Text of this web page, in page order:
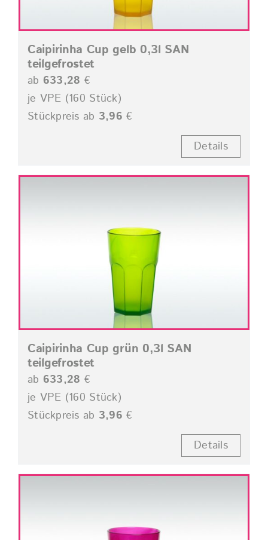
Caipirinha Cup gelb 0,3l SAN
teilgefrostet
ab 633,28 €
je VPE (160 Stück)
Stückpreis ab 3,96 €
Details
Caipirinha Cup grün 0,3l SAN
teilgefrostet
ab 633,28 €
je VPE (160 Stück)
Stückpreis ab 3,96 €
Details